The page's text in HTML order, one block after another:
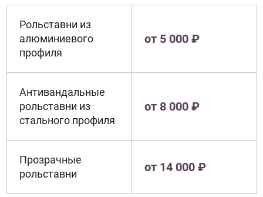
Рольставни из
алюминиевого
профиля
от 5 000 ₽
Антивандальные
рольставни из
стального профиля
от 8 000 ₽
Прозрачные
рольставни
от 14 000 ₽